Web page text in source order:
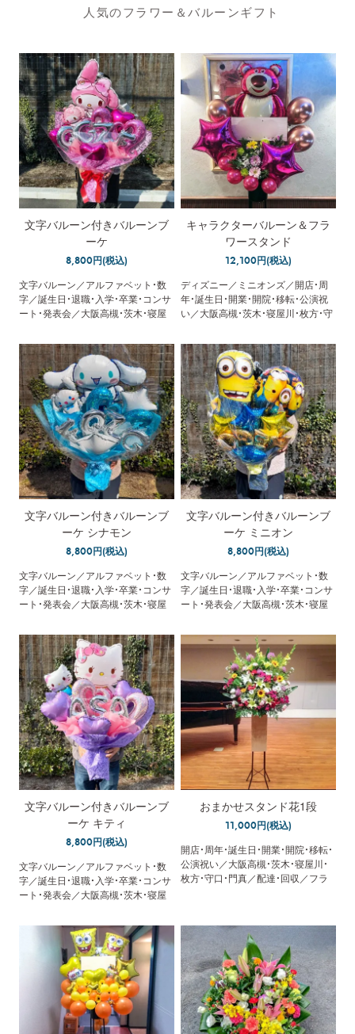
人気のフラワー＆バルーンギフト
文字バルーン付きバルーンブ
ーケ
8,800円(税込)
文字バルーン／アルファベット・数
字／誕生日・退職・入学・卒業・コンサ
ート・発表会／大阪高槻・茨木・寝屋
ージカード無料
キャラクターバルーン＆フラ
ワースタンド
12,100円(税込)
ディズニー／ミニオンズ／開店・周
年・誕生日・開業・開院・移転・公演祝
い／大阪高槻・茨木・寝屋川・枚方・守
文字バルーン付きバルーンブ
ーケ シナモン
8,800円(税込)
文字バルーン／アルファベット・数
字／誕生日・退職・入学・卒業・コンサ
ート・発表会／大阪高槻・茨木・寝屋
ージカード無料
文字バルーン付きバルーンブ
ーケ ミニオン
8,800円(税込)
文字バルーン／アルファベット・数
字／誕生日・退職・入学・卒業・コンサ
ート・発表会／大阪高槻・茨木・寝屋
ージカード無料
文字バルーン付きバルーンブ
ーケ キティ
8,800円(税込)
文字バルーン／アルファベット・数
字／誕生日・退職・入学・卒業・コンサ
ート・発表会／大阪高槻・茨木・寝屋
ージカード無料
おまかせスタンド花1段
11,000円(税込)
開店・周年・誕生日・開業・開院・移転・
公演祝い／大阪高槻・茨木・寝屋川・
枚方・守口・門真／配達・回収／フラ